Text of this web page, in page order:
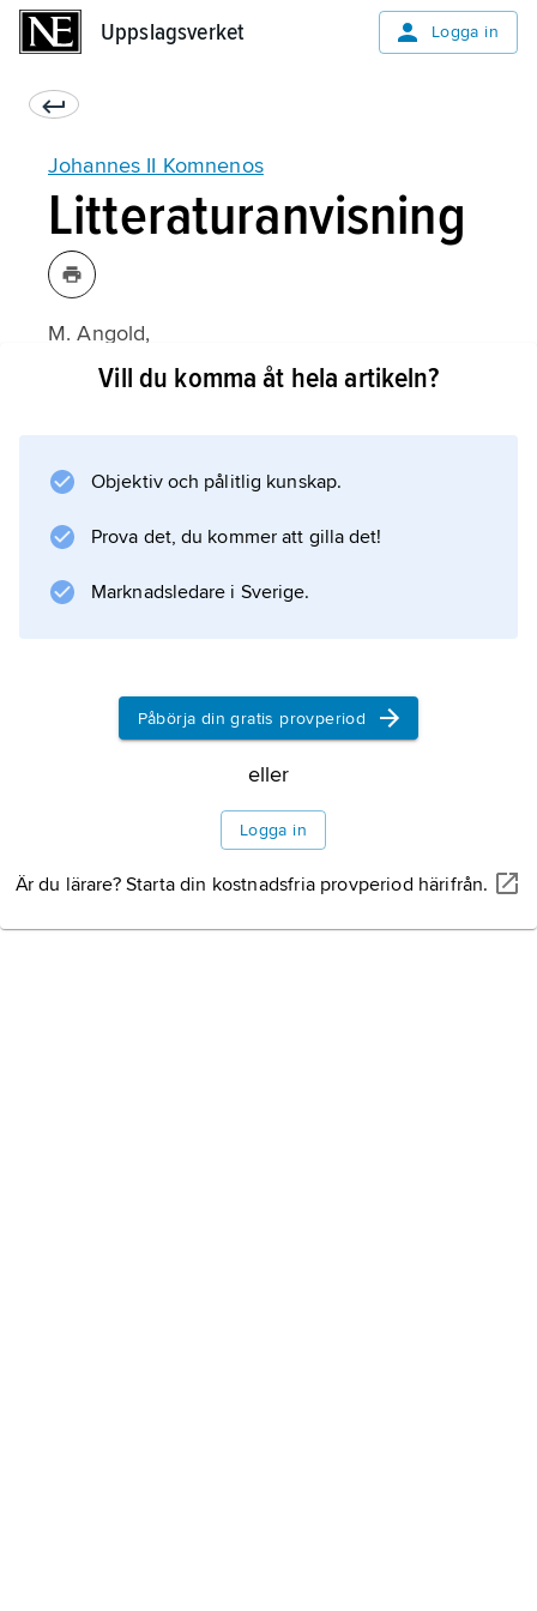
Uppslagsverket Logga in
Johannes II Komnenos
Litteraturanvisning
M. Angold,
The Byzantine Empire, 1025–1204: A Political
Information om artikeln
Vill du komma åt hela artikeln?
Objektiv och pålitlig kunskap.
Prova det, du kommer att gilla det!
Marknadsledare i Sverige.
Påbörja din gratis provperiod
eller
Logga in
Är du lärare? Starta din kostnadsfria provperiod härifrån.